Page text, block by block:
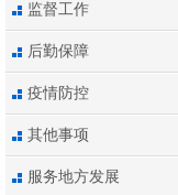
监督工作
后勤保障
疫情防控
其他事项
服务地方发展